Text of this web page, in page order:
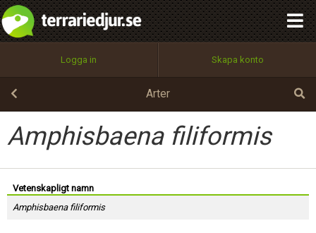
Logga in Skapa konto
Arter
Amphisbaena filiformis
Vetenskapligt namn
Amphisbaena filiformis
Utför
100%
OK
integritetspolicy
Namn:
Epost:
Användarnamn:
Lösenord:
Begär nytt lösenord
Tillbaka till förstasidan